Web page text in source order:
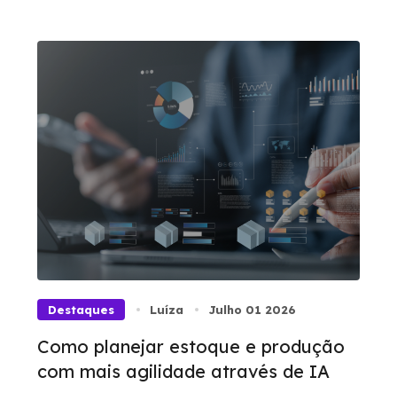
Destaques Luíza Julho 01 2026
Como planejar estoque e produção
com mais agilidade através de IA